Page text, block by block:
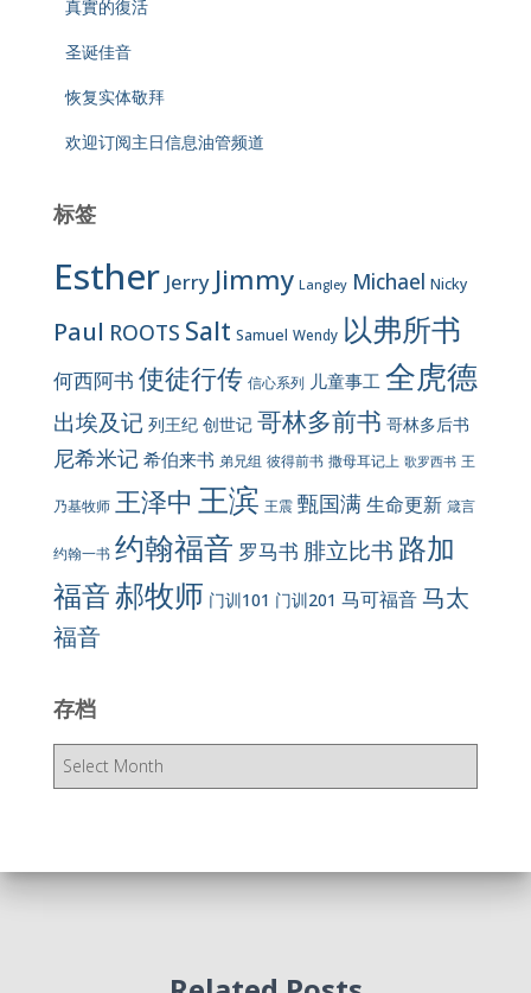
真實的復活
圣诞佳音
恢复实体敬拜
欢迎订阅主日信息油管频道
标签
Esther Jerry Jimmy Langley Michael Nicky
Paul ROOTS Salt Samuel Wendy 以弗所书
何西阿书 使徒行传 信心系列 儿童事工 全虎德
出埃及记 列王纪 创世记 哥林多前书 哥林多后书
尼希米记 希伯来书 弟兄组 彼得前书 撒母耳记上 歌罗西书 王
乃基牧师 王泽中 王滨 王震 甄国满生命更新 箴言
约翰一书 约翰福音 罗马书 腓立比书 路加
福音郝牧师 门训101 门训201 马可福音马太
福音
存档
存